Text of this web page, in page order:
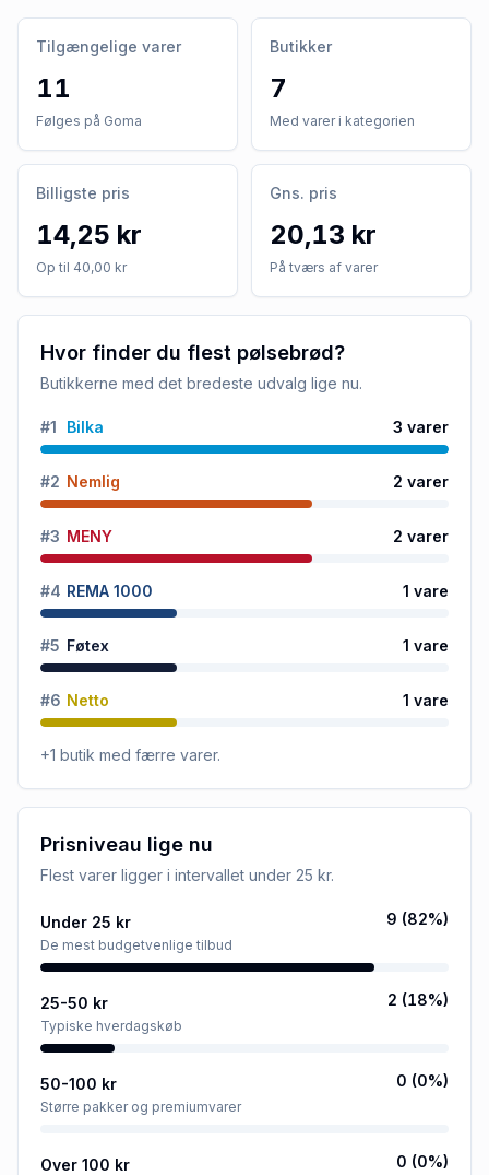
Tilgængelige varer
11
Følges på Goma
Butikker
7
Med varer i kategorien
Billigste pris
14,25 kr
Op til 40,00 kr
Gns. pris
20,13 kr
På tværs af varer
Hvor finder du flest pølsebrød?
Butikkerne med det bredeste udvalg lige nu.
#1 Bilka 3 varer
#2 Nemlig 2 varer
#3 MENY 2 varer
#4 REMA 1000 1 vare
#5 Føtex 1 vare
#6 Netto 1 vare
+1 butik med færre varer.
Prisniveau lige nu
Flest varer ligger i intervallet under 25 kr.
Under 25 kr
De mest budgetvenlige tilbud
9 (82%)
25-50 kr
Typiske hverdagskøb
2 (18%)
50-100 kr
Større pakker og premiumvarer
0 (0%)
Over 100 kr 0 (0%)